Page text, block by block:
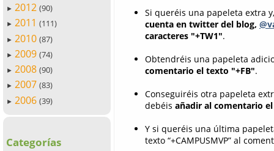
► 2012 (90)
► 2011 (111)
► 2010 (87)
► 2009 (74)
► 2008 (90)
► 2007 (83)
► 2006 (39)
Categorías
Si queréis una papeleta extra
cuenta en twitter del blog,
caracteres "+TW1".
Obtendréis una papeleta
comentario el texto "+FB".
Conseguiréis otra papeleta
debéis añadir al comentario
Y si queréis una última
texto “+CAMPUSMVP” al